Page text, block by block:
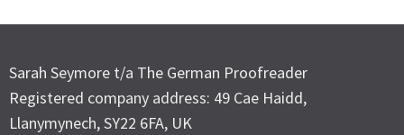
Sarah Seymore t/a The German Proofreader
Registered company address: 49 Cae Haidd,
Llanymynech, SY22 6FA, UK